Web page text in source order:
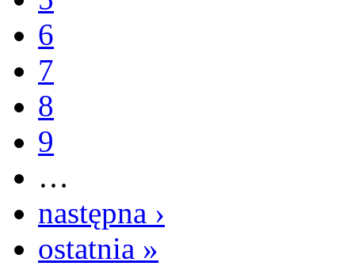
6
7
8
9
…
następna ›
ostatnia »